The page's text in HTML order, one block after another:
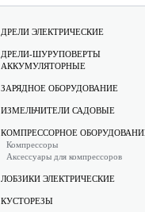
ДРЕЛИ ЭЛЕКТРИЧЕСКИЕ
ДРЕЛИ-ШУРУПОВЕРТЫ
АККУМУЛЯТОРНЫЕ
ЗАРЯДНОЕ ОБОРУДОВАНИЕ
ИЗМЕЛЬЧИТЕЛИ САДОВЫЕ
КОМПРЕССОРНОЕ
Компрессоры
Аксессуары для компрессоров
ЛОБЗИКИ ЭЛЕКТРИЧЕСКИЕ
КУСТОРЕЗЫ